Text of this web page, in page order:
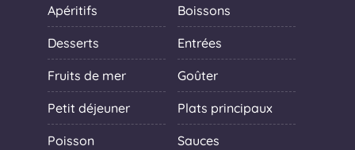
Apéritifs Boissons
Desserts Entrées
Fruits de mer Goûter
Petit déjeuner Plats principaux
Poisson Sauces